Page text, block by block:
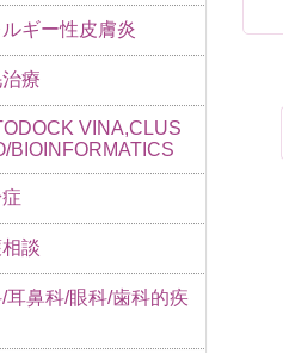
ギー性皮膚炎
療
VINA,CLUS
BIOINFORMATICS
談
耳鼻科/眼科/歯科的疾